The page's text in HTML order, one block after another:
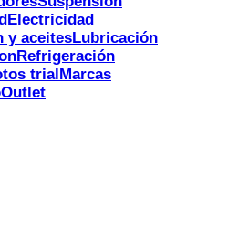
Electricidad
Lubricación
Refrigeración
Marcas
Outlet